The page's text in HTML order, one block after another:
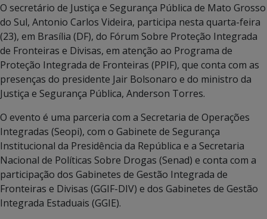
O secretário de Justiça e Segurança Pública de Mato Grosso
do Sul, Antonio Carlos Videira, participa nesta quarta-feira
(23), em Brasília (DF), do Fórum Sobre Proteção Integrada
de Fronteiras e Divisas, em atenção ao Programa de
Proteção Integrada de Fronteiras (PPIF), que conta com as
presenças do presidente Jair Bolsonaro e do ministro da
Justiça e Segurança Pública, Anderson Torres.
O evento é uma parceria com a Secretaria de Operações
Integradas (Seopi), com o Gabinete de Segurança
Institucional da Presidência da República e a Secretaria
Nacional de Políticas Sobre Drogas (Senad) e conta com a
participação dos Gabinetes de Gestão Integrada de
Fronteiras e Divisas (GGIF-DIV) e dos Gabinetes de Gestão
Integrada Estaduais (GGIE).